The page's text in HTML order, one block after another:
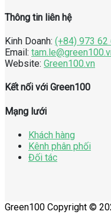
Thông tin liên hệ
Kinh Doanh: (+84) 973 62
Email:
Website: Green100.vn
Kết nối với Green100
Mạng lưới
Khách hàng
Kênh phân phối
Đối tác
Green100 Copyright ©